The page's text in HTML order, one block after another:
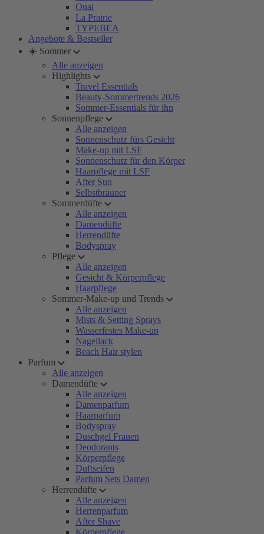
Ouai
La Prairie
TYPEBEA
Angebote & Bestseller
☀️ Sommer
Alle anzeigen
Highlights
Travel Essentials
Beauty-Sommertrends 2026
Sommer-Essentials für ihn
Sonnenpflege
Alle anzeigen
Sonnenschutz fürs Gesicht
Make-up mit LSF
Sonnenschutz für den Körper
Haarpflege mit LSF
After Sun
Selbstbräuner
Sommerdüfte
Alle anzeigen
Damendüfte
Herrendüfte
Bodyspray
Pflege
Alle anzeigen
Gesicht & Körperpflege
Haarpflege
Sommer-Make-up und Trends
Alle anzeigen
Mists & Setting Sprays
Wasserfestes Make-up
Nagellack
Beach Hair stylen
Parfum
Alle anzeigen
Damendüfte
Alle anzeigen
Damenparfum
Haarparfum
Bodyspray
Duschgel Frauen
Deodorants
Körperpflege
Duftseifen
Parfum Sets Damen
Herrendüfte
Alle anzeigen
Herrenparfum
After Shave
Körperpflege